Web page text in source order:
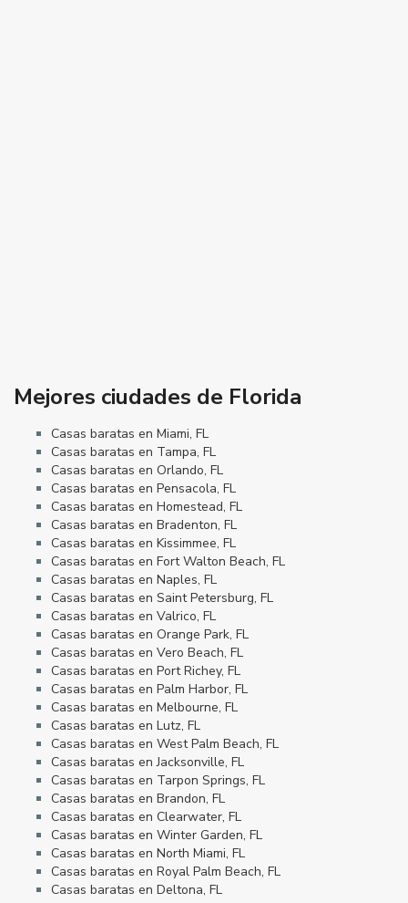
Mejores ciudades de Florida
Casas baratas en Miami, FL
Casas baratas en Tampa, FL
Casas baratas en Orlando, FL
Casas baratas en Pensacola, FL
Casas baratas en Homestead, FL
Casas baratas en Bradenton, FL
Casas baratas en Kissimmee, FL
Casas baratas en Fort Walton Beach, FL
Casas baratas en Naples, FL
Casas baratas en Saint Petersburg, FL
Casas baratas en Valrico, FL
Casas baratas en Orange Park, FL
Casas baratas en Vero Beach, FL
Casas baratas en Port Richey, FL
Casas baratas en Palm Harbor, FL
Casas baratas en Melbourne, FL
Casas baratas en Lutz, FL
Casas baratas en West Palm Beach, FL
Casas baratas en Jacksonville, FL
Casas baratas en Tarpon Springs, FL
Casas baratas en Brandon, FL
Casas baratas en Clearwater, FL
Casas baratas en Winter Garden, FL
Casas baratas en North Miami, FL
Casas baratas en Royal Palm Beach, FL
Casas baratas en Deltona, FL